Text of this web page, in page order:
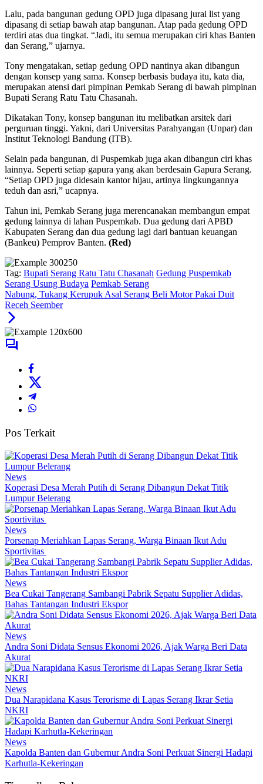
Lalu, pada bangunan gedung OPD juga dipasang jurai list yang
dipasang di setiap bawah atap bangunan. Atap pada gedung OPD
terdiri atas dua tingkat. “Jadi, itu semua merupakan ciri khas Banten
dan Serang,” ujarnya.
Tony mengatakan, setiap gedung OPD nantinya akan dibangun
dengan konsep yang sama. Konsep berbasis budaya itu, kata dia,
merupakan atensi dari pimpinan Pemkab Serang di bawah pimpinan
Bupati Serang Ratu Tatu Chasanah.
Dikatakan Tony, konsep bangunan itu melibatkan arsitek dari
perguruan tinggi. Yakni, dari Universitas Parahyangan (Unpar) dan
Institut Teknologi Bandung (ITB).
Selain pada bangunan, di Puspemkab juga akan dibangun ciri khas
lainnya. Seperti setiap gapura yang akan berdesain Gapura Serang.
“Setiap OPD juga didesain kantor hijau, artinya lingkungannya
teduh dan asri,” ucapnya.
Tahun ini, Pemkab Serang juga merencanakan membangun empat
gedung lainnya di lahan Puspemkab. Dua gedung dari APBD
Kabupaten Serang dan dua gedung lagi dari bantuan keuangan
(Bankeu) Pemprov Banten. (Red)
Tag: Bupati Serang Ratu Tatu Chasanah Gedung Puspemkab
Serang Usung Budaya Pemkab Serang
Nabung, Tukang Kerupuk Asal Serang Beli Motor Pakai Duit
Receh Seember
Pos Terkait
News
Koperasi Desa Merah Putih di Serang Dibangun Dekat Titik
Lumpur Belerang
News
Porsenap Meriahkan Lapas Serang, Warga Binaan Ikut Adu
Sportivitas
News
Bea Cukai Tangerang Sambangi Pabrik Sepatu Supplier Adidas,
Bahas Tantangan Industri Ekspor
News
Andra Soni Didata Sensus Ekonomi 2026, Ajak Warga Beri Data
Akurat
News
Dua Narapidana Kasus Terorisme di Lapas Serang Ikrar Setia
NKRI
News
Kapolda Banten dan Gubernur Andra Soni Perkuat Sinergi Hadapi
Karhutla-Kekeringan